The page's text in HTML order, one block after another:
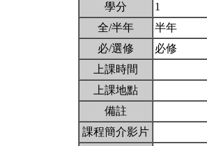
學分
1
全/半年
半年
必/選修
必修
上課時間
上課地點
備註
課程簡介影片